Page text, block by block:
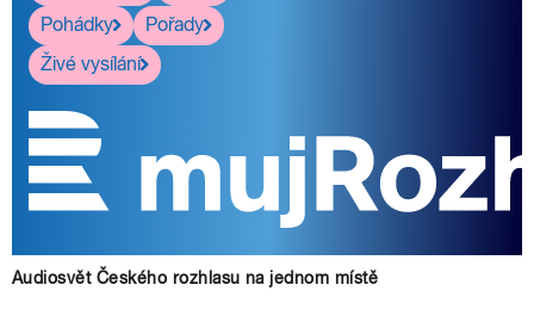
Pohádky
Pořady
Živé vysílání
Audiosvět Českého rozhlasu na jednom místě